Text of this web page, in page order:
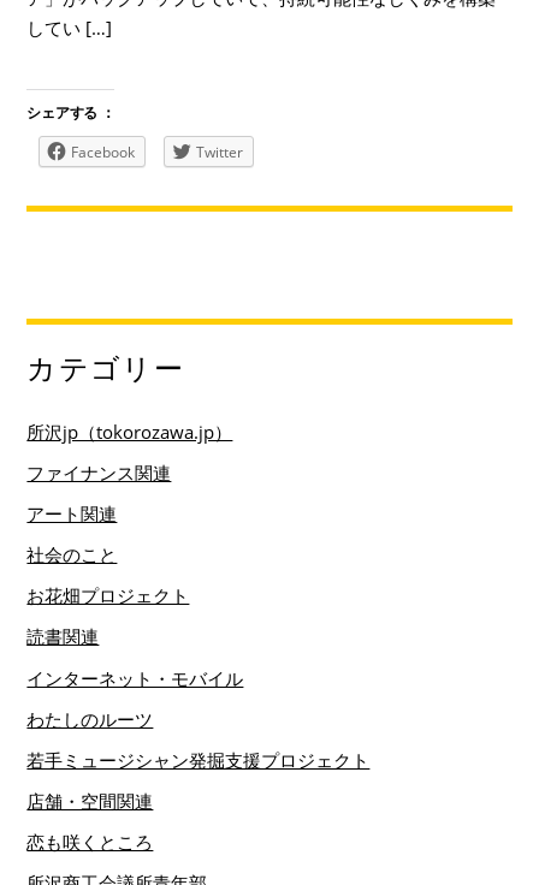
してい […]
シェアする ：
Facebook
Twitter
カテゴリー
所沢jp（tokorozawa.jp）
ファイナンス関連
アート関連
社会のこと
お花畑プロジェクト
読書関連
インターネット・モバイル
わたしのルーツ
若手ミュージシャン発掘支援プロジェクト
店舗・空間関連
恋も咲くところ